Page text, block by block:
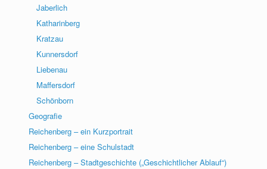
Jaberlich
Katharinberg
Kratzau
Kunnersdorf
Liebenau
Maffersdorf
Schönborn
Geografie
Reichenberg – ein Kurzportrait
Reichenberg – eine Schulstadt
Reichenberg – Stadtgeschichte („Geschichtlicher Ablauf“)